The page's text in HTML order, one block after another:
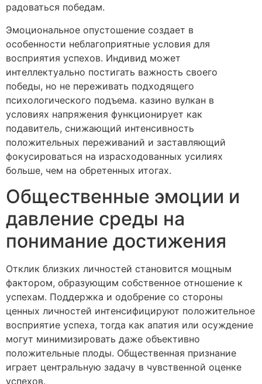
радоваться победам.
Эмоциональное опустошение создает в
особенности неблагоприятные условия для
восприятия успехов. Индивид может
интеллектуально постигать важность своего
победы, но не переживать подходящего
психологического подъема. казино вулкан в
условиях напряжения функционирует как
подавитель, снижающий интенсивность
положительных переживаний и заставляющий
фокусироваться на израсходованных усилиях
больше, чем на обретенных итогах.
Общественные эмоции и
давление среды на
понимание достижения
Отклик близких личностей становится мощным
фактором, образующим собственное отношение к
успехам. Поддержка и одобрение со стороны
ценных личностей интенсифицируют положительное
восприятие успеха, тогда как апатия или осуждение
могут минимизировать даже объективно
положительные плоды. Общественная признание
играет центральную задачу в чувственной оценке
успехов.